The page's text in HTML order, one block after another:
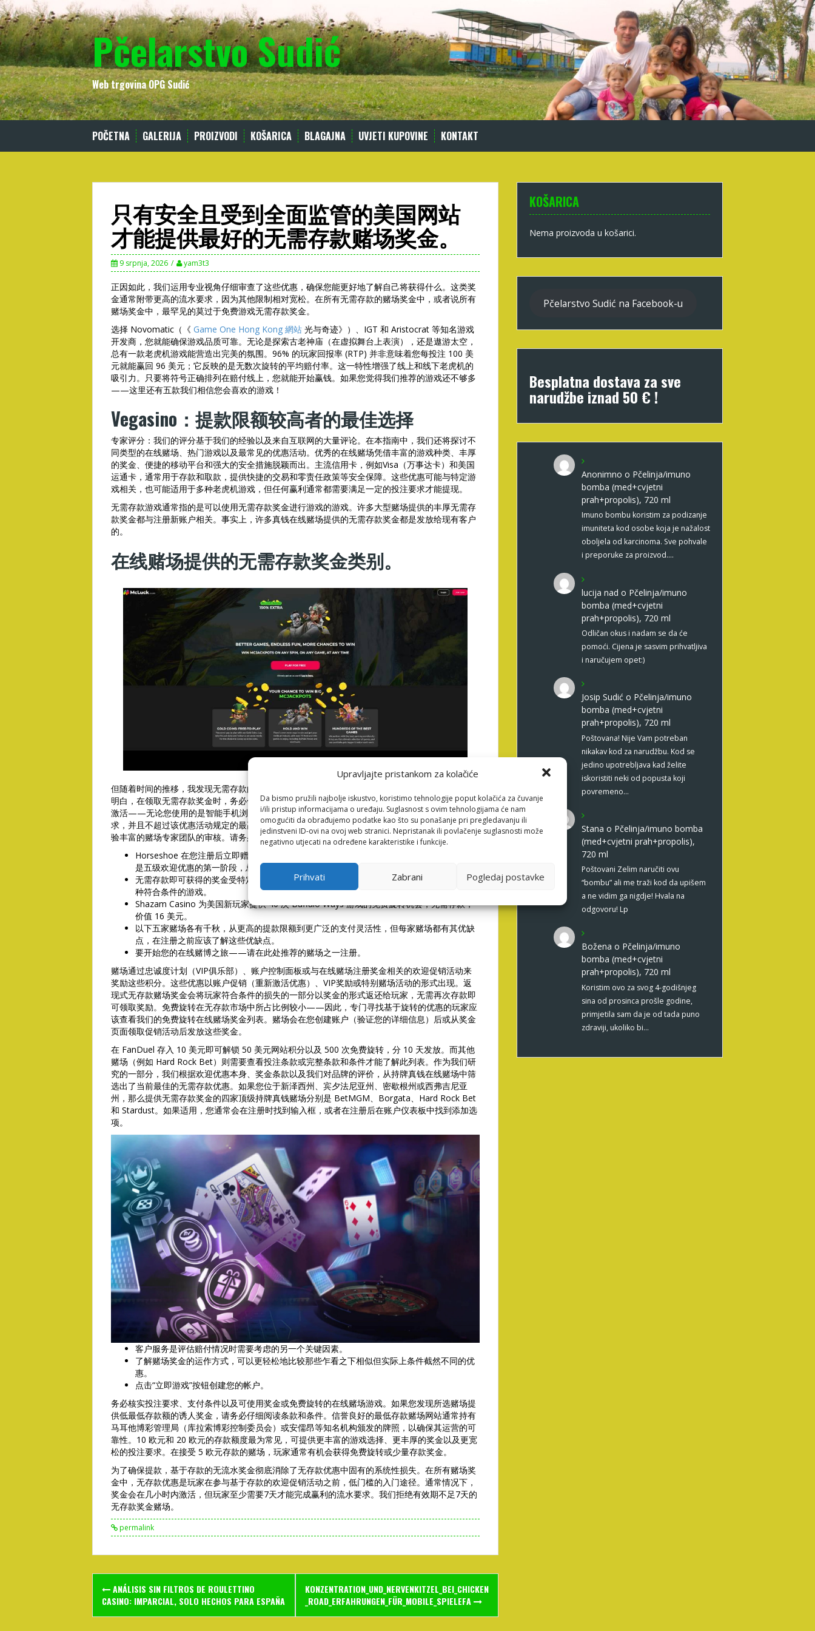
Upravljajte pristankom za kolačiće
Da bismo pružili najbolje iskustvo, koristimo tehnologije poput kolačića za čuvanje
i/ili pristup informacijama o uređaju. Suglasnost s ovim tehnologijama će nam
omogućiti da obrađujemo podatke kao što su ponašanje pri pregledavanju ili
jedinstveni ID-ovi na ovoj web stranici. Nepristanak ili povlačenje suglasnosti može
negativno utjecati na određene karakteristike i funkcije.
Prihvati Zabrani Pogledaj postavke
Skip
to
content
Pčelarstvo Sudić
Web trgovina OPG Sudić
POČETNA GALERIJA PROIZVODI KOŠARICA BLAGAJNA UVJETI KUPOVINE KONTAKT
只有安全且受到全面监管的美国网站
才能提供最好的无需存款赌场奖金。
9 srpnja, 2026 yam3t3
正因如此，我们运用专业视角仔细审查了这些优惠，确保您能更好地了解自己将获得什么。这类奖
金通常附带更高的流水要求，因为其他限制相对宽松。在所有无需存款的赌场奖金中，或者说所有
赌场奖金中，最罕见的莫过于免费游戏无需存款奖金。
选择 Novomatic（《 Game One Hong Kong 網站 光与奇迹》）、IGT 和 Aristocrat 等知名游戏
开发商，您就能确保游戏品质可靠。无论是探索古老神庙（在虚拟舞台上表演），还是遨游太空，
总有一款老虎机游戏能营造出完美的氛围。96% 的玩家回报率 (RTP) 并非意味着您每投注 100 美
元就能赢回 96 美元；它反映的是无数次旋转的平均赔付率。这一特性增强了线上和线下老虎机的
吸引力。只要将符号正确排列在赔付线上，您就能开始赢钱。如果您觉得我们推荐的游戏还不够多
——这里还有五款我们相信您会喜欢的游戏！
Vegasino：提款限额较高者的最佳选择
专家评分：我们的评分基于我们的经验以及来自互联网的大量评论。在本指南中，我们还将探讨不
同类型的在线赌场、热门游戏以及最常见的优惠活动。优秀的在线赌场凭借丰富的游戏种类、丰厚
的奖金、便捷的移动平台和强大的安全措施脱颖而出。主流信用卡，例如Visa（万事达卡）和美国
运通卡，通常用于存款和取款，提供快捷的交易和零责任政策等安全保障。这些优惠可能与特定游
戏相关，也可能适用于多种老虎机游戏，但任何赢利通常都需要满足一定的投注要求才能提现。
无需存款游戏通常指的是可以使用无需存款奖金进行游戏的游戏。许多大型赌场提供的丰厚无需存
款奖金都与注册新账户相关。事实上，许多真钱在线赌场提供的无需存款奖金都是发放给现有客户
的。
在线赌场提供的无需存款奖金类别。
但随着时间的推移，我发现无需存款的免费旋转奖励可能同样丰厚，甚至更胜一筹。这段经历让我
明白，在领取无需存款奖金时，务必仔细阅读相关条款。所有列出的赌场都支持移动端注册和奖金
激活——无论您使用的是智能手机浏览器还是赌场应用程序。是的，但前提是您必须完成投注要
求，并且不超过该优惠活动规定的最高提款限额。我们网站上的每一项无需存款优惠都经过我们经
验丰富的赌场专家团队的审核。请务必仔细阅读条款和条件，以了解您需要投注多少。
Horseshoe 在您注册后立即赠送 125 次免费旋转，无需存款——可在指定游戏中使用，这
是五级欢迎优惠的第一阶段，总共可获得高达 1,000 次旋转。
无需存款即可获得的奖金受特定条件限制，奖金或积分通常为 10 美元至 50 美元，可用于各
种符合条件的游戏。
Shazam Casino 为美国新玩家提供 40 次 Buffalo Ways 游戏的免费旋转机会，无需存款，
价值 16 美元。
以下五家赌场各有千秋，从更高的提款限额到更广泛的支付灵活性，但每家赌场都有其优缺
点，在注册之前应该了解这些优缺点。
要开始您的在线赌博之旅——请在此处推荐的赌场之一注册。
赌场通过忠诚度计划（VIP俱乐部）、账户控制面板或与在线赌场注册奖金相关的欢迎促销活动来
奖励这些积分。这些优惠以账户促销（重新激活优惠）、VIP奖励或特别赌场活动的形式出现。返
现式无存款赌场奖金会将玩家符合条件的损失的一部分以奖金的形式返还给玩家，无需再次存款即
可领取奖励。免费旋转在无存款市场中所占比例较小——因此，专门寻找基于旋转的优惠的玩家应
该查看我们的免费旋转在线赌场奖金列表。赌场会在您创建账户（验证您的详细信息）后或从奖金
页面领取促销活动后发放这些奖金。
在 FanDuel 存入 10 美元即可解锁 50 美元网站积分以及 500 次免费旋转，分 10 天发放。而其他
赌场（例如 Hard Rock Bet）则需要查看投注条款或完整条款和条件才能了解此列表。作为我们研
究的一部分，我们根据欢迎优惠本身、奖金条款以及我们对品牌的评价，从持牌真钱在线赌场中筛
选出了当前最佳的无需存款优惠。如果您位于新泽西州、宾夕法尼亚州、密歇根州或西弗吉尼亚
州，那么提供无需存款奖金的四家顶级持牌真钱赌场分别是 BetMGM、Borgata、Hard Rock Bet
和 Stardust。如果适用，您通常会在注册时找到输入框，或者在注册后在账户仪表板中找到添加选
项。
客户服务是评估赔付情况时需要考虑的另一个关键因素。
了解赌场奖金的运作方式，可以更轻松地比较那些乍看之下相似但实际上条件截然不同的优
惠。
点击“立即游戏”按钮创建您的帐户。
务必核实投注要求、支付条件以及可使用奖金或免费旋转的在线赌场游戏。如果您发现所选赌场提
供低最低存款额的诱人奖金，请务必仔细阅读条款和条件。信誉良好的最低存款赌场网站通常持有
马耳他博彩管理局（库拉索博彩控制委员会）或安儒昂等知名机构颁发的牌照，以确保其运营的可
靠性。10 欧元和 20 欧元的存款额度最为常见，可提供更丰富的游戏选择、更丰厚的奖金以及更宽
松的投注要求。在接受 5 欧元存款的赌场，玩家通常有机会获得免费旋转或少量存款奖金。
为了确保提款，基于存款的无流水奖金彻底消除了无存款优惠中固有的系统性损失。在所有赌场奖
金中，无存款优惠是玩家在参与基于存款的欢迎促销活动之前，低门槛的入门途径。通常情况下，
奖金会在几小时内激活，但玩家至少需要7天才能完成赢利的流水要求。我们拒绝有效期不足7天的
无存款奖金赌场。
permalink
Post
navigation
ANÁLISIS SIN FILTROS DE ROULETTINO
CASINO: IMPARCIAL, SOLO HECHOS PARA ESPAÑA
KONZENTRATION_UND_NERVENKITZEL_BEI_CHICKEN
_ROAD_ERFAHRUNGEN_FÜR_MOBILE_SPIELEFA
KOŠARICA
Nema proizvoda u košarici.
Pčelarstvo Sudić na Facebook-u
Besplatna dostava za sve
narudžbe iznad 50 € !
Anonimno o Pčelinja/imuno
bomba (med+cvjetni
prah+propolis), 720 ml
Imuno bombu koristim za podizanje
imuniteta kod osobe koja je nažalost
oboljela od karcinoma. Sve pohvale
i preporuke za proizvod.…
lucija nad o Pčelinja/imuno
bomba (med+cvjetni
prah+propolis), 720 ml
Odličan okus i nadam se da će
pomoći. Cijena je sasvim prihvatljiva
i naručujem opet:)
Josip Sudić o Pčelinja/imuno
bomba (med+cvjetni
prah+propolis), 720 ml
Poštovana! Nije Vam potreban
nikakav kod za narudžbu. Kod se
jedino upotrebljava kad želite
iskoristiti neki od popusta koji
povremeno…
Stana o Pčelinja/imuno bomba
(med+cvjetni prah+propolis),
720 ml
Poštovani Zelim naručiti ovu
“bombu” ali me traži kod da upišem
a ne vidim ga nigdje! Hvala na
odgovoru! Lp
Božena o Pčelinja/imuno
bomba (med+cvjetni
prah+propolis), 720 ml
Koristim ovo za svog 4-godišnjeg
sina od prosinca prošle godine,
primjetila sam da je od tada puno
zdraviji, ukoliko bi…